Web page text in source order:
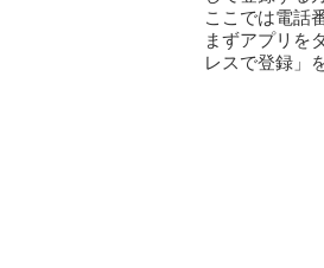
ここでは電話
まずアプリを
レスで登録」